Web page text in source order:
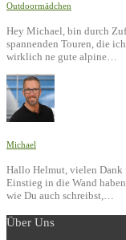
Outdoormädchen
Hey Michael, bin durch
spannenden Touren, die
wirklich ne gute alpine…
Michael
Hallo Helmut, vielen Dank
Einstieg in die Wand
wie Du auch schreibst,…
Über Uns